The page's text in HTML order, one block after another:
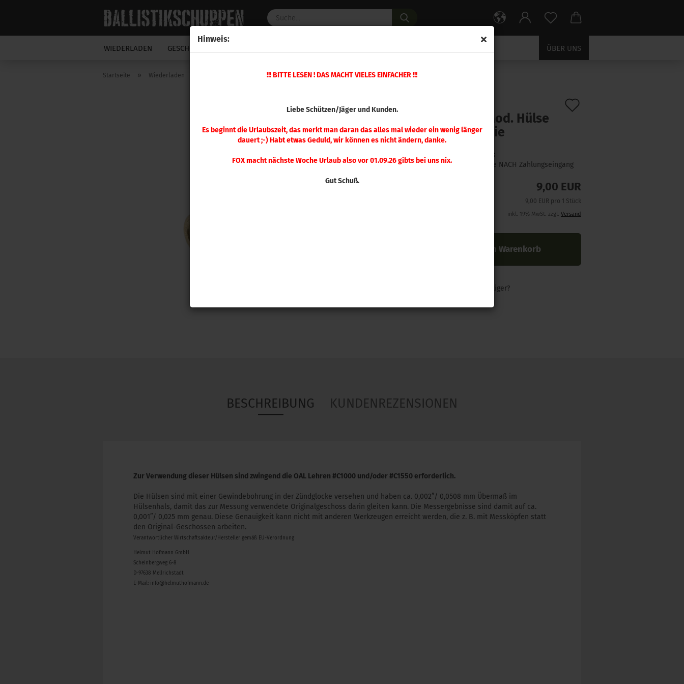
Hinweis:
!!! BITTE LESEN ! DAS MACHT VIELES EINFACHER !!!
Liebe Schützen/Jäger und Kunden.
Es beginnt die Urlaubszeit, das merkt man daran das alles mal wieder ein wenig länger
dauert ;-) Habt etwas Geduld, wir können es nicht ändern, danke.
FOX macht nächste Woche Urlaub also vor 01.09.26 gibts bei uns nix.
Gut Schuß.
WIEDERLADEN GESCHOSSE ÜBER UNS
Startseite » Wiederladen Modifizierte Hülsen » .204 - .224 » Hornady Mod. Hülse .224 Valkyrie
Hornady Mod. Hülse
.224 Valkyrie
Lieferzeit:
1 Woche NACH Zahlungseingang
9,00 EUR
9,00 EUR pro 1 Stück
inkl. 19% MwSt. zzgl. Versand
In den Warenkorb
Woanders günstiger?
BESCHREIBUNG KUNDENREZENSIONEN
Zur Verwendung dieser Hülsen sind zwingend die OAL Lehren #C1000 und/oder #C1550 erforderlich.
​Die Hülsen sind mit einer Gewindebohrung in der Zündglocke versehen und haben ca. 0,002”/ 0,0508 mm Übermaß im
Hülsenhals, damit das zur Messung verwendete Originalgeschoss darin gleiten kann. Die Messergebnisse sind damit auf ca.
0,001”/ 0,025 mm genau. Diese Genauigkeit kann nicht mit anderen Werkzeugen erreicht werden, die z. B. mit Messköpfen statt
den Original-Geschossen arbeiten.
Verantwortlicher Wirtschaftsakteur/Hersteller gemäß EU-Verordnung
Helmut Hofmann GmbH
Scheinbergweg 6-8
D-97638 Mellrichstadt
E-Mail: info@helmuthofmann.de